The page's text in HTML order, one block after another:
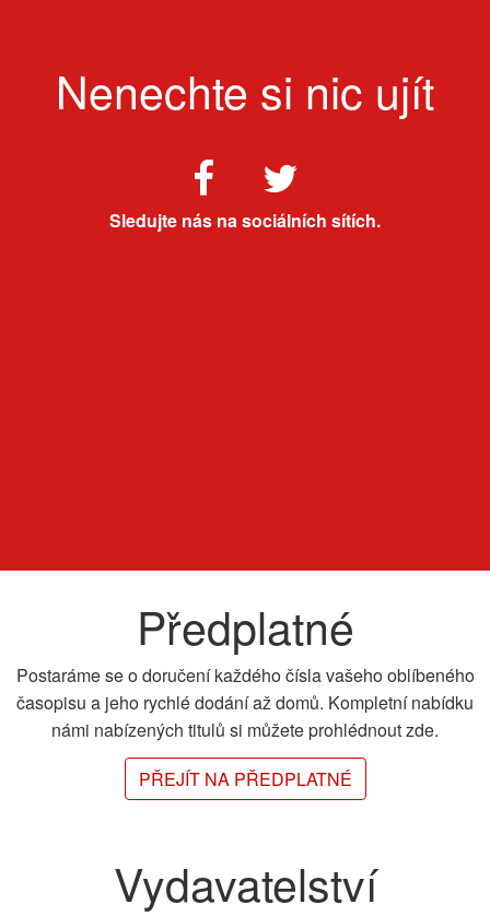
Nenechte si nic ujít
Sledujte nás na sociálních sítích.
Předplatné
Postaráme se o doručení každého čísla vašeho oblíbeného
časopisu a jeho rychlé dodání až domů. Kompletní nabídku
námi nabízených titulů si můžete prohlédnout zde.
PŘEJÍT NA PŘEDPLATNÉ
Vydavatelství